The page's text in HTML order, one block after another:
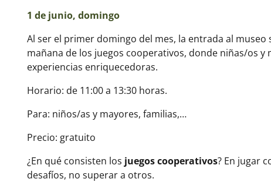
1 de junio, domingo
Al ser el primer domingo del mes, la entrada al museo
mañana de los juegos cooperativos, donde niñas/os
experiencias enriquecedoras.
Horario: de 11:00 a 13:30 horas.
Para: niños/as y mayores, familias,…
Precio: gratuito
¿En qué consisten los juegos cooperativos? En jugar
desafíos, no superar a otros.